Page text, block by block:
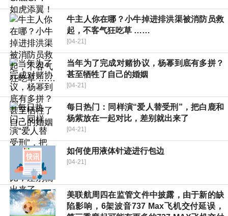
牛主人你在哪？小牛掉进排洪渠被消防员救
起，不客气狂吃草 ……
[04-21]
当年为了完成对赌协议，杨幂到底有多拼？
甚至牺牲了自己的婚姻
[04-21]
每日热门：同样演“爱人替受刑”，把白鹿和
杨紫放在一起对比，差别就出来了
[04-21]
如何使用液体针迹进行包边
[04-21]
美联航周四在监管文件中披露，由于新的缺
陷影响，6架波音737 Max飞机交付延误，